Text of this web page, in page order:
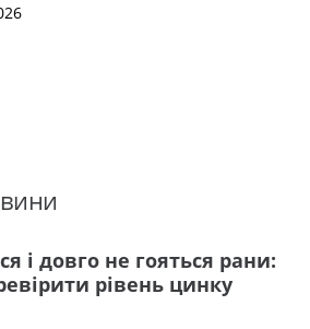
і довго не гояться рани:
рівень цинку